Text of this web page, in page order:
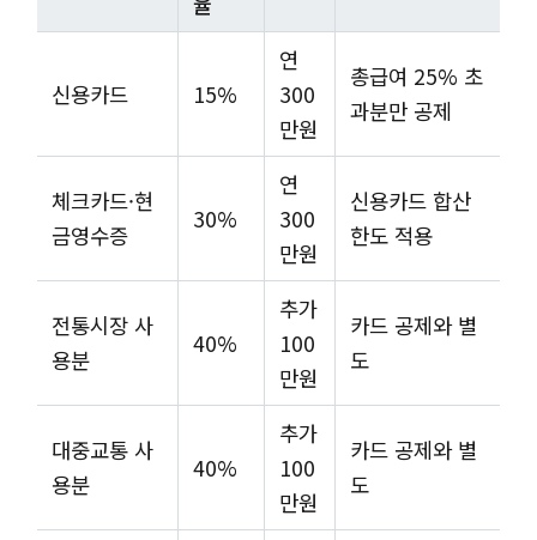
신용카드 15%
연
300
만원
총급여 25% 초
과분만 공제
체크카드·현
금영수증
30%
연
300
만원
신용카드 합산
한도 적용
전통시장 사
용분
40%
추가
100
만원
카드 공제와 별
도
대중교통 사
용분
40%
추가
100
만원
카드 공제와 별
도